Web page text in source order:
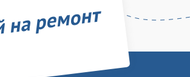
ремонт